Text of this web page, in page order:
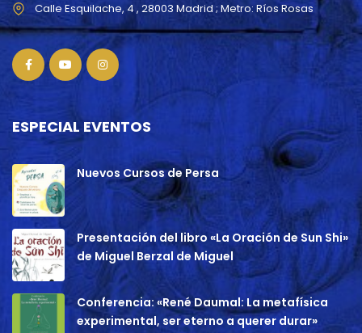
ESPECIAL EVENTOS
Nuevos Cursos de Persa
Presentación del libro «La Oración de Sun Shi»
de Miguel Berzal de Miguel
Conferencia: «René Daumal: La metafísica
experimental, ser eterno a querer durar»